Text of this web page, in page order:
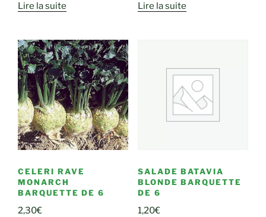
Lire la suite
Lire la suite
CELERI RAVE
MONARCH
BARQUETTE DE 6
2,30€
SALADE BATAVIA
BLONDE BARQUETTE
DE 6
1,20€